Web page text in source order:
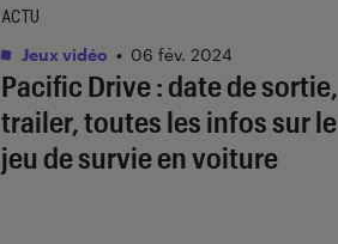
Pacific Drive : date de sortie,
trailer, toutes les infos sur le
jeu de survie en voiture
ACTU
Jeux vidéo • 06 fév. 2024